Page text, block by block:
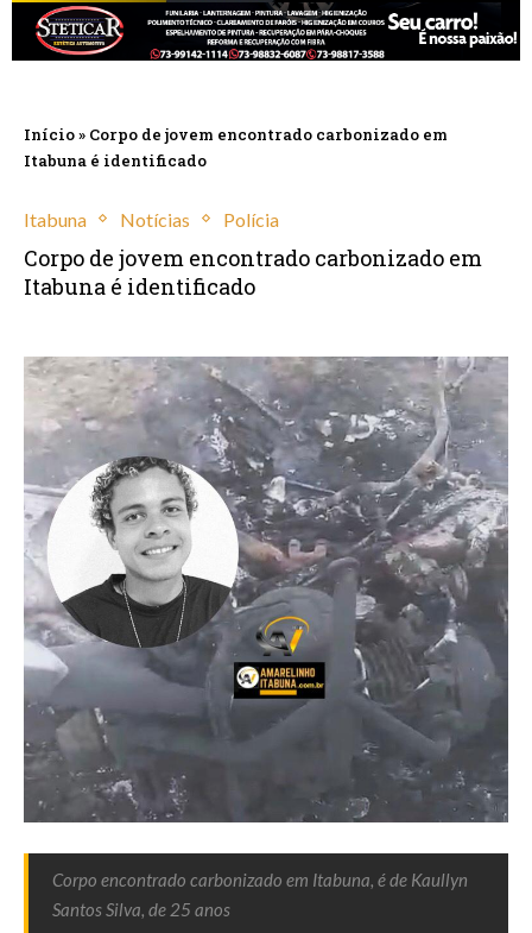
Início» Corpo de jovem encontrado carbonizado em
Itabuna é identificado
Itabuna Notícias Polícia
Corpo de jovem encontrado carbonizado em
Itabuna é identificado
Corpo encontrado carbonizado em Itabuna, é de Kaullyn
Santos Silva, de 25 anos